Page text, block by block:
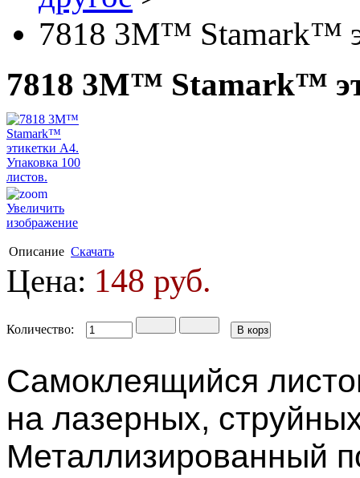
7818 3М™ Stamark™
7818 3М™ Stamark™
Увеличить
изображение
Описание Скачать
Цена: 148 руб.
Количество:
Самоклеящийся
на лазерных,
Металлизированный